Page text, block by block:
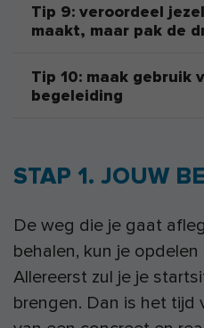
Tip 9: veroordeel
maakt, maar pak de
Tip 10: maak gebruik
begeleiding
STAP 1. JOUW
De weg die je gaat
behalen, kun je
Allereerst zul je je
brengen. Dan is het tijd